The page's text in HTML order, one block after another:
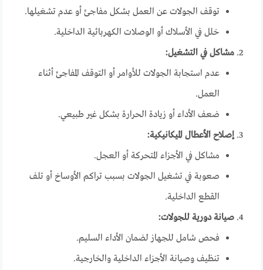
توقف الجولات عن العمل بشكل مفاجئ أو عدم تشغيلها.
خلل في الأسلاك أو الوصلات الكهربائية الداخلية.
مشاكل في التشغيل:
عدم استجابة الجولات للأوامر أو التوقف المفاجئ أثناء
العمل.
ضعف الأداء أو زيادة الحرارة بشكل غير طبيعي.
إصلاح الأعطال الميكانيكية:
مشاكل في الأجزاء المتحركة أو العجل.
صعوبة في تشغيل الجولات بسبب تراكم الأوساخ أو تلف
القطع الداخلية.
صيانة دورية للجولات:
فحص شامل للجهاز لضمان الأداء السليم.
تنظيف وصيانة الأجزاء الداخلية والخارجية.